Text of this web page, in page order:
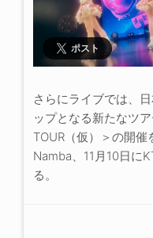
ポスト
さらにライブでは、
ップとなる新たなツ
TOUR（仮）＞の開
Namba、11月10日に
る。